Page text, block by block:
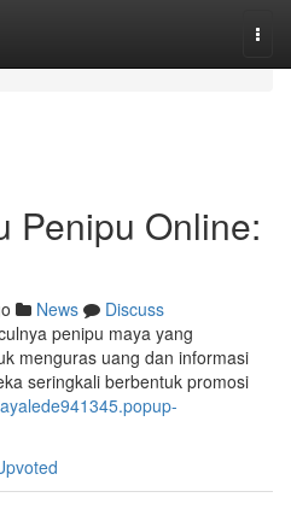
Penipu Online:
News
Discuss
penipu maya yang
menguras uang dan informasi
seringkali berbentuk promosi